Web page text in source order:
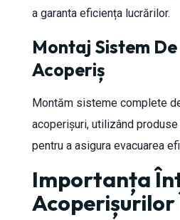
a garanta eficiența lucrărilor.
Montaj Sistem
Acoperiș
Montăm sisteme complete
acoperișuri, utilizând
pentru a asigura evacuarea
Importanța
Acoperișurilor